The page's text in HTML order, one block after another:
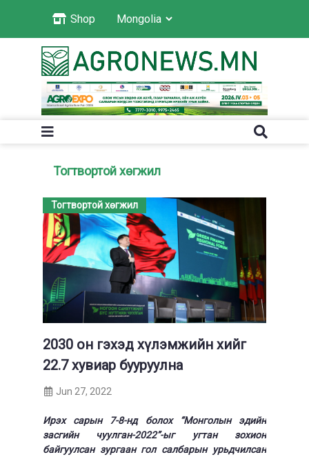
Shop
Тогтвортой хөгжил
Тогтвортой хөгжил
2030 он гэхэд хүлэмжийн хийг
22.7 хувиар бууруулна
Jun 27, 2022
Ирэх сарын 7-8-нд болох “Монголын эдийн
засгийн чуулган-2022”-ыг угтан зохион
байгуулсан зургаан гол салбарын урьдчилсан